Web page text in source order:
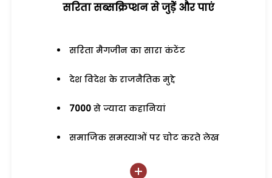
सरिता सब्सक्रिप्शन से जुड़ेें और पाएं
सरिता मैगजीन का सारा कंटेंट
देश विदेश के राजनैतिक मुद्दे
7000 से ज्यादा कहानियां
समाजिक समस्याओं पर चोट करते लेख